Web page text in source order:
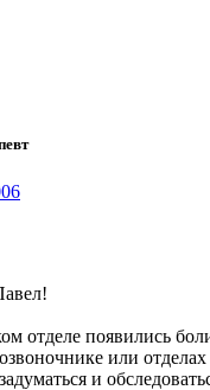
отделе появились
или
и